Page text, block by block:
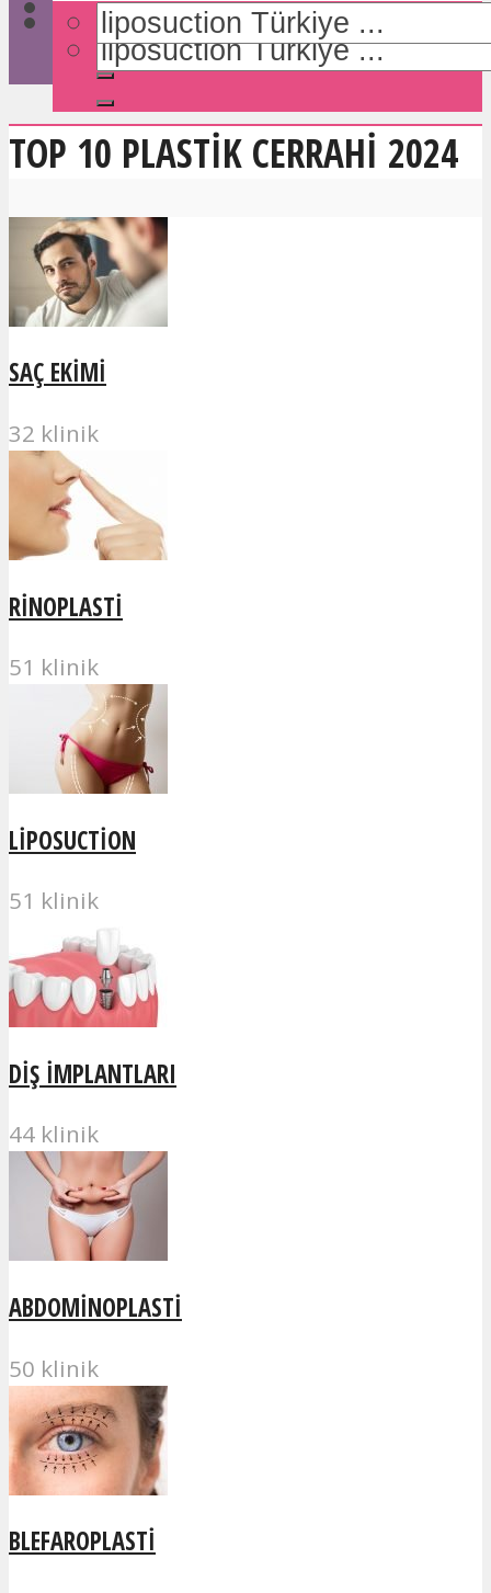
TOP 10 PLASTIK CERRAHI 2024
SAÇ EKIMI
32 klinik
RINOPLASTI
51 klinik
LIPOSUCTION
51 klinik
DIŞ IMPLANTLARI
44 klinik
ABDOMINOPLASTI
50 klinik
BLEFAROPLASTI